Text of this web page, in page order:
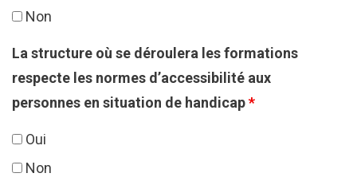
Non
La structure où se déroulera les formations
respecte les normes d’accessibilité aux
personnes en situation de handicap*
Oui
Non